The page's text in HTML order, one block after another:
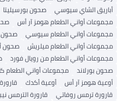
أباريق الشاي سيوسي
صحون بورسيليتا
مجموعات أواني الطعام هومز آر أس
صحون
مجموعات أواني الطعام سيوسي
صحون
مجموعات أواني الطعام ميلريش
صحون
مجموعات أواني الطعام من رويال فورد
صحون بورلاند
مجموعات أواني الطعام
أوعية هومز آر أس
أوعية أكدك
قارورة
قارورة ترمس روفاتي
قارورة الترمس